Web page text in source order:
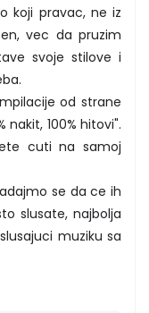
koji pravac, ne iz
vec da pruzim
svoje stilove i
od strane
nakit, 100% hitovi".
cuti na samoj
se da ce ih
slusate, najbolja
muziku sa